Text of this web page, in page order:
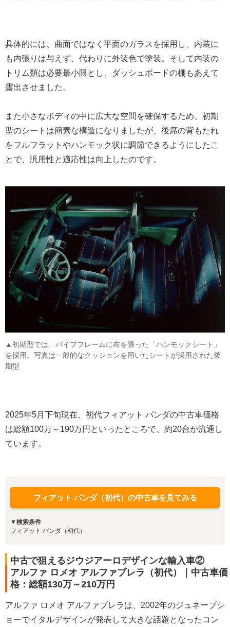
具体的には、曲面ではなく平面のガラスを採用し、内装に
も内張りは与えず、代わりに外装色で塗装。そして内装の
トリム類は必要最小限とし、ダッシュボードの棚もあえて
露出させました。
また小さなボディの中に広大な空間を確保するため、初期
型のシートは簡素な構造になりましたが、後席の背もたれ
をフルフラットやハンモック状に調節できるようにしたこ
とで、汎用性と適応性は向上したのです。
▲初期型では、パイプフレームに布を張った「ハンモックシート」
を採用。写真は一般的なクッションを用いたシートが採用された後
期型
2025年5月下旬現在、初代フィアット パンダの中古車価格
は総額100万～190万円といったところで、約20台が流通し
ています。
フィアット パンダ（初代）の中古車を見てみる
▼検索条件
フィアット パンダ（初代）
中古で狙えるジウジアーロデザインな輸入車②
アルファ ロメオ アルファブレラ（初代）｜中古車価
格：総額130万～210万円
アルファ ロメオ アルファブレラは、2002年のジュネーブシ
ョーでイタルデザインが発表して大きな話題となったコン